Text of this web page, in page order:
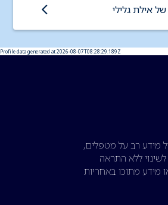
אילת גלילי
Profile data generated at 2026-08-07T08:28:29.189Z
מידע רב על מטפלים,
ללא התראה
מידע מתוכו באחריות